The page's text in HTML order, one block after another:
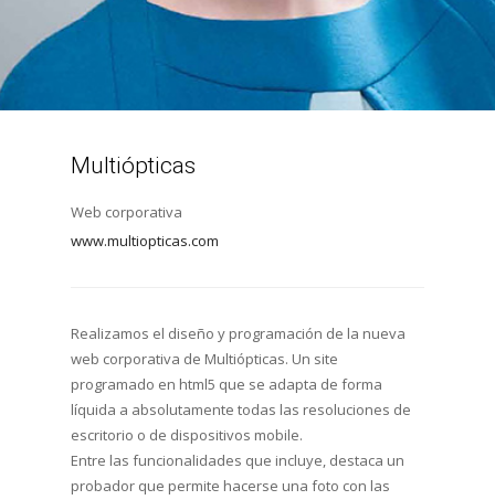
Multiópticas
Web corporativa
www.multiopticas.com
Realizamos el diseño y programación de la nueva
web corporativa de Multiópticas. Un site
programado en html5 que se adapta de forma
líquida a absolutamente todas las resoluciones de
escritorio o de dispositivos mobile.
Entre las funcionalidades que incluye, destaca un
probador que permite hacerse una foto con las